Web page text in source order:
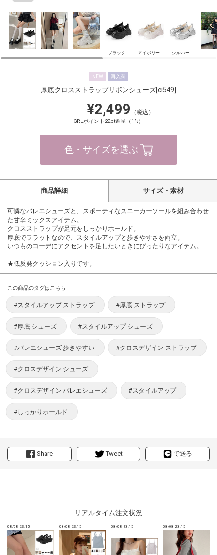
ブラック アイボリー シルバー
NEW 再入荷
厚底クロスストラップリボンシューズ[ci549]
¥2,499 （税込）
GRLポイント22pt進呈（1%）
色・サイズを選ぶ
Share Tweet で送る
商品詳細 サイズ・素材
可憐なバレエシューズと、スポーティなスニーカーソールを組み合わせ
た甘辛ミックスアイテム。
クロスストラップが足元をしっかりホールド。
厚底でフラットなので、スタイルアップと歩きやすさを両立。
いつものコーデにアクセントを足したいときにぴったりなアイテム。
★低反発クッション入りです。
この商品のタグはこちら
#スタイルアップ ストラップ #厚底 ストラップ
#厚底 シューズ #スタイルアップ シューズ
#バレエシューズ 歩きやすい #クロスデザイン ストラップ
#クロスデザイン シューズ
#クロスデザイン バレエシューズ #スタイルアップ
#しっかりホールド
リアルタイム注文状況
08/08 23:15 08/08 23:15 08/08 23:15 08/08 23:15